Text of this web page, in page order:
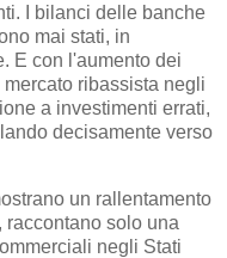
I bilanci delle banche
mai stati, in
E con l'aumento dei
ribassista negli
a investimenti errati,
decisamente verso
un rallentamento
solo una
negli Stati